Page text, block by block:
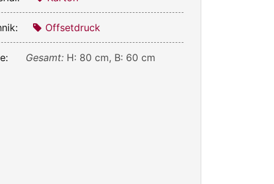
Offsetdruck
Gesamt: H: 80 cm, B: 60 cm